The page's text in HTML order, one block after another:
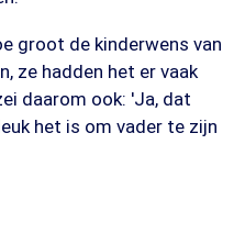
groot de kinderwens van
ze hadden het er vaak
daarom ook: 'Ja, dat
het is om vader te zijn